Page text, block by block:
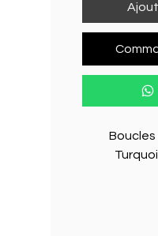
Boucles
inspirées